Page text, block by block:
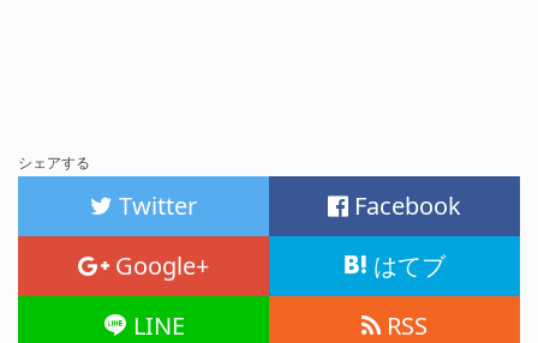
シェアする
Twitter
Facebook
Google+
はてブ
LINE
RSS